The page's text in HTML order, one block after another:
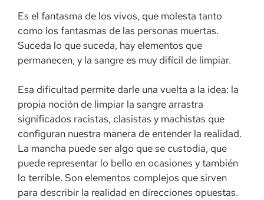
Es el fantasma de los vivos, que molesta tanto
como los fantasmas de las personas muertas.
Suceda lo que suceda, hay elementos que
permanecen, y la sangre es muy difícil de limpiar.
Esa dificultad permite darle una vuelta a la idea: la
propia noción de limpiar la sangre arrastra
significados racistas, clasistas y machistas que
configuran nuestra manera de entender la realidad.
La mancha puede ser algo que se custodia, que
puede representar lo bello en ocasiones y también
lo terrible. Son elementos complejos que sirven
para describir la realidad en direcciones opuestas.